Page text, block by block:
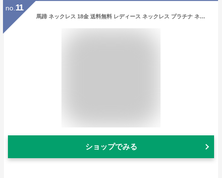
no. 11
馬蹄 ネックレス 18金 送料無料 レディース ネックレス プラチナ ネックレス スワロフスキー ジルコニア ロジウム シルバー ゴールド アクセサリー 金属アレルギー ジュエリー K18 クリスマス プレゼント ネックレス 誕生日 プレゼント ギフト matthew_0140
ショップでみる